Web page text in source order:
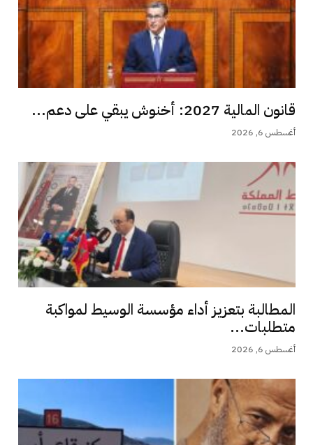
قانون المالية 2027: أخنوش يبقي على دعم...
أغسطس 6, 2026
المطالبة بتعزيز أداء مؤسسة الوسيط لمواكبة
متطلبات...
أغسطس 6, 2026